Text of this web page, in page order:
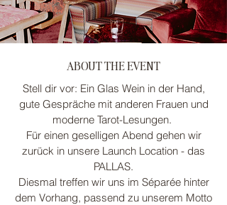
ABOUT THE EVENT
Stell dir vor: Ein Glas Wein in der Hand,
gute Gespräche mit anderen Frauen und
moderne Tarot-Lesungen.
Für einen geselligen Abend gehen wir
zurück in unsere Launch Location - das
PALLAS.
Diesmal treffen wir uns im Séparée hinter
dem Vorhang, passend zu unserem Motto